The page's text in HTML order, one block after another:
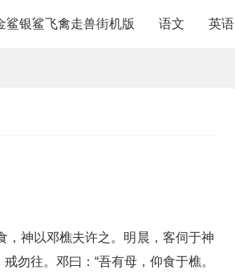
鲨银鲨飞禽走兽街机版 语文 英语
，神以邓樵夫许之。明晨，客伺于神
勿往。邓曰：“吾有母，仰食于樵。